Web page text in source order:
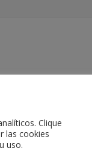
Clique
las cookies
uso.